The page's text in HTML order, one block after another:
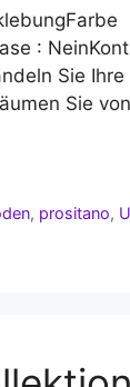
:
Sie
Sie
, prositano,